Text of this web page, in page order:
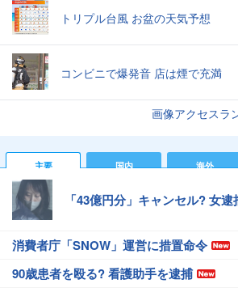
トリプル台風 お盆の天気予想
コンビニで爆発音 店は煙で充満
画像アクセスラ
主要 国内 海外
「43億円分」キャンセル? 女逮
消費者庁「SNOW」運営に措置命令
90歳患者を殴る? 看護助手を逮捕